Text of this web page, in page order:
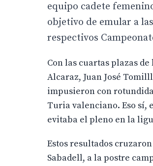
equipo cadete
objetivo de emular a
respectivos
Con las cuartas plazas de
Alcaraz, Juan José
impusieron con
Turia valenciano. Eso sí,
evitaba el pleno en la
Estos resultados
Sabadell, a la postre